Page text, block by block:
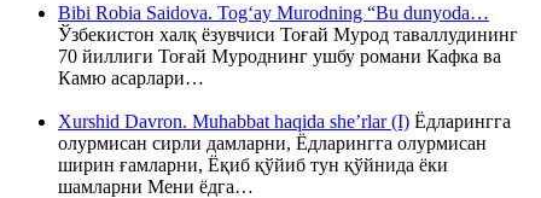
Bibi Robia Saidova. Tog‘ay Murodning “Bu dunyoda…
Ўзбекистон халқ ёзувчиси Тоғай Мурод таваллудининг
70 йиллиги Тоғай Муроднинг ушбу романи Кафка ва
Камю асарлари…
Xurshid Davron. Muhabbat haqida she’rlar (I) Ёдларингга
олурмисан сирли дамларни, Ёдларингга олурмисан
ширин ғамларни, Ёқиб қўйиб тун қўйнида ёки
шамларни Мени ёдга…